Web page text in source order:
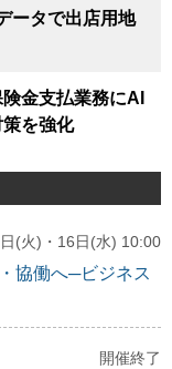
ータで出店用地
金支払業務にAI
を強化
(火)・16日(水) 10:00
協働へ─ビジネス
開催終了